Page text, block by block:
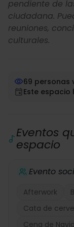
pendiente de
ciudadana.
reuniones,
culturales.
69 personas
Este espacio
Eventos
espacio
Evento
Afterwork
Cata de
Cena de